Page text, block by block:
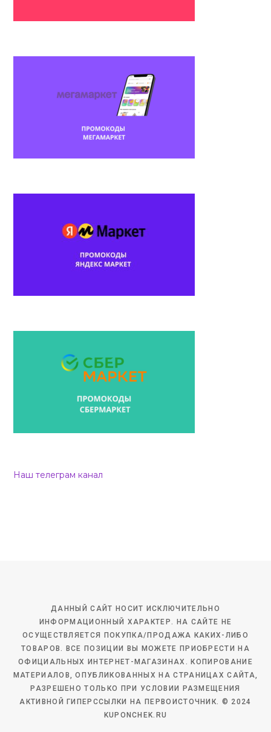
Наш телеграм канал
ДАННЫЙ САЙТ НОСИТ ИСКЛЮЧИТЕЛЬНО
ИНФОРМАЦИОННЫЙ ХАРАКТЕР. НА САЙТЕ НЕ
ОСУЩЕСТВЛЯЕТСЯ ПОКУПКА/ПРОДАЖА КАКИХ-ЛИБО
ТОВАРОВ. ВСЕ ПОЗИЦИИ ВЫ МОЖЕТЕ ПРИОБРЕСТИ НА
ОФИЦИАЛЬНЫХ ИНТЕРНЕТ-МАГАЗИНАХ. КОПИРОВАНИЕ
МАТЕРИАЛОВ, ОПУБЛИКОВАННЫХ НА СТРАНИЦАХ САЙТА,
РАЗРЕШЕНО ТОЛЬКО ПРИ УСЛОВИИ РАЗМЕЩЕНИЯ
АКТИВНОЙ ГИПЕРССЫЛКИ НА ПЕРВОИСТОЧНИК. © 2024
KUPONCHEK.RU